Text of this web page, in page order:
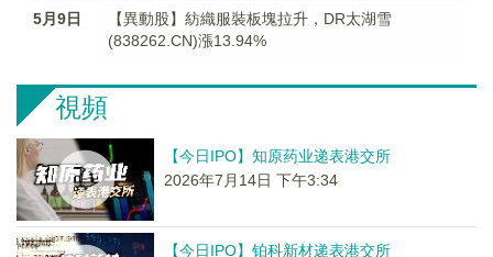
5月9日
【異動股】紡織服裝板塊拉升，DR太湖雪
(838262.CN)漲13.94%
視頻
【今日IPO】知原药业递表港交所
2026年7月14日 下午3:34
【今日IPO】铂科新材递表港交所